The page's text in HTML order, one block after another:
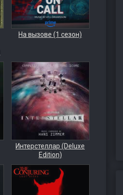
На вызове (1 сезон)
Интерстеллар (Deluxe
Edition)